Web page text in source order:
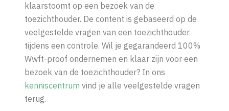
klaarstoomt op een bezoek van de
toezichthouder. De content is gebaseerd op de
veelgestelde vragen van een toezichthouder
tijdens een controle. Wil je gegarandeerd 100%
Wwft-proof ondernemen en klaar zijn voor een
bezoek van de toezichthouder? In ons
kenniscentrum vind je alle veelgestelde vragen
terug.